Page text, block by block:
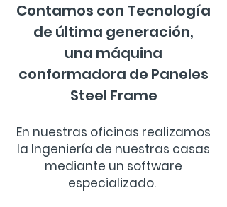
Contamos con Tecnología
de última generación,
una máquina
conformadora de Paneles
Steel Frame
En nuestras oficinas realizamos
la Ingeniería de nuestras casas
mediante un software
especializado.